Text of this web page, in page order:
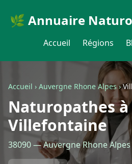
🌿 Annuaire
Accueil Régions
Accueil › Auvergne Rhone Alpes›
Naturopathes à
Villefontaine
38090 — Auvergne Rhone Alpes